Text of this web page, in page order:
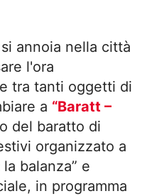
annoia nella città
l'ora
tra tanti oggetti di
a “Baratt –
del baratto di
organizzato a
balanza” e
in programma